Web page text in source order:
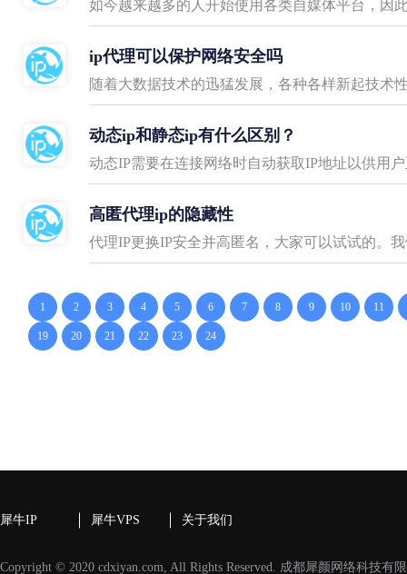
ip代理可以保护网络安全吗
动态ip和静态ip有什么区别？
动态IP需要在连接网络时自动获取IP地址以供用
高匿代理ip的隐藏性
代理IP更换IP安全并高匿名，大家可以试试的。
1 2 3 4 5 6 7 8 9 10 11
19 20 21 22 23 24
犀牛IP 犀牛VPS 关于我们
Copyright © 2020 cdxiyan.com, All Rights Reserved. 成都犀颜网络科技有